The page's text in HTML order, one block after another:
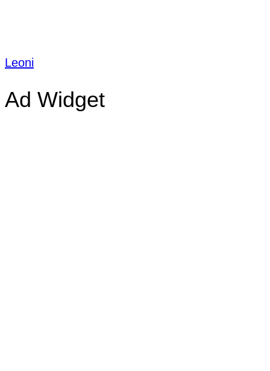
Leoni
Ad Widget